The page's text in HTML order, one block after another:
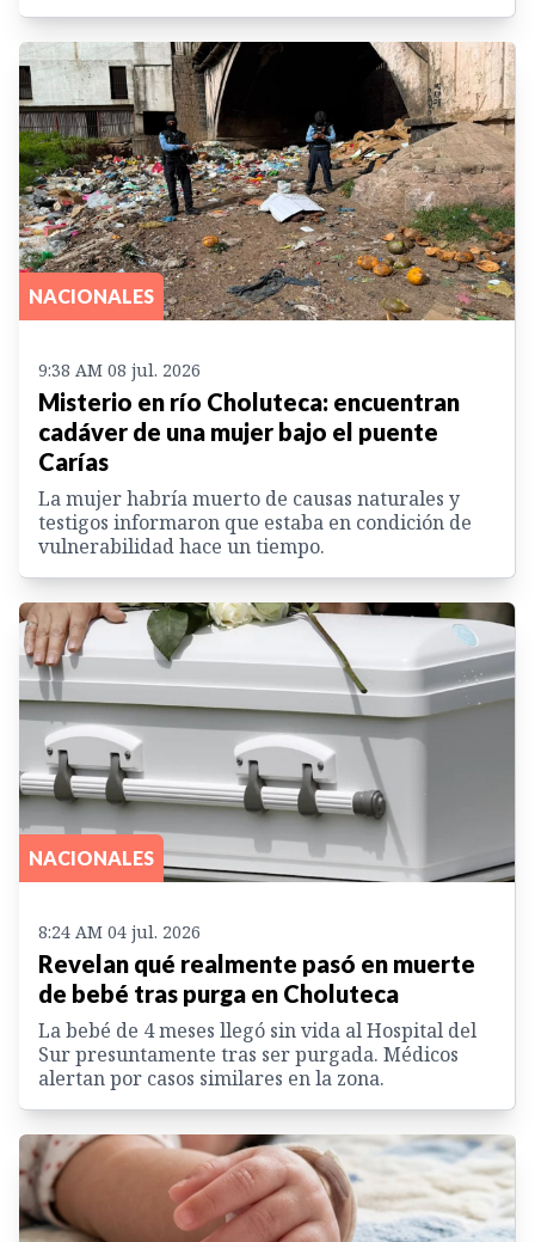
NACIONALES
9:38 AM 08 jul. 2026
Misterio en río Choluteca: encuentran
cadáver de una mujer bajo el puente
Carías
La mujer habría muerto de causas naturales y
testigos informaron que estaba en condición de
vulnerabilidad hace un tiempo.
NACIONALES
8:24 AM 04 jul. 2026
Revelan qué realmente pasó en muerte
de bebé tras purga en Choluteca
La bebé de 4 meses llegó sin vida al Hospital del
Sur presuntamente tras ser purgada. Médicos
alertan por casos similares en la zona.